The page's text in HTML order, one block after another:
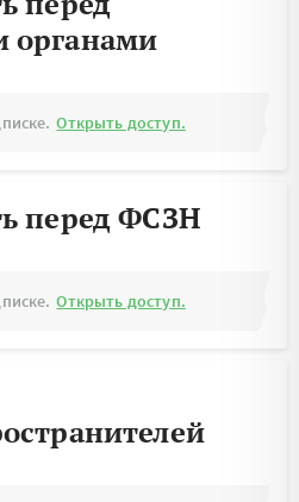
Открыть доступ.
перед ФСЗН
Открыть доступ.